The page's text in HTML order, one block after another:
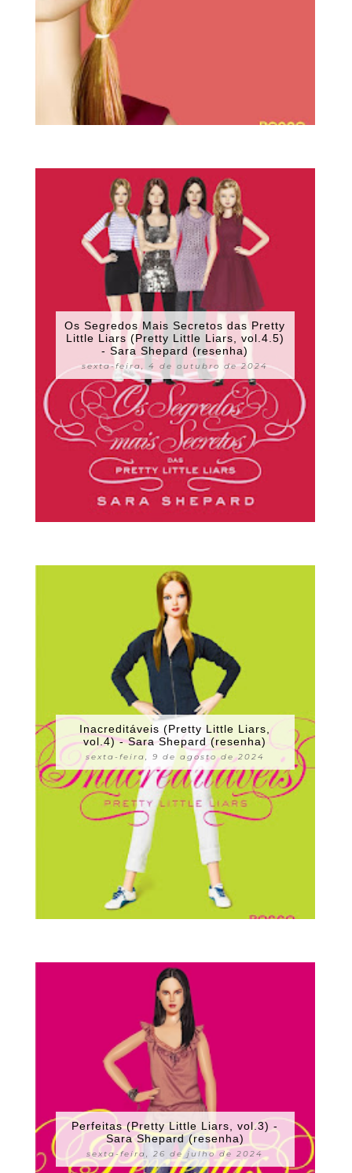
Os Segredos Mais Secretos das Pretty
Little Liars (Pretty Little Liars, vol.4.5)
- Sara Shepard (resenha)
sexta-feira, 4 de outubro de 2024
Inacreditáveis (Pretty Little Liars,
vol.4) - Sara Shepard (resenha)
sexta-feira, 9 de agosto de 2024
Perfeitas (Pretty Little Liars, vol.3) -
Sara Shepard (resenha)
sexta-feira, 26 de julho de 2024